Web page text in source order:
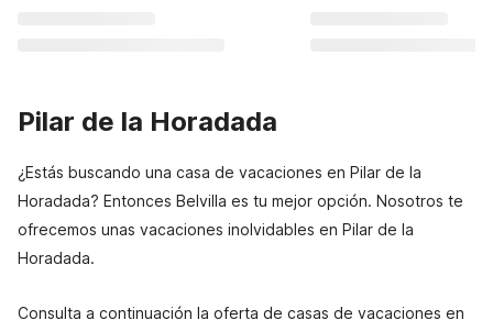
Pilar de la Horadada
¿Estás buscando una casa de vacaciones en Pilar de la
Horadada? Entonces Belvilla es tu mejor opción. Nosotros te
ofrecemos unas vacaciones inolvidables en Pilar de la
Horadada.
Consulta a continuación la oferta de casas de vacaciones en